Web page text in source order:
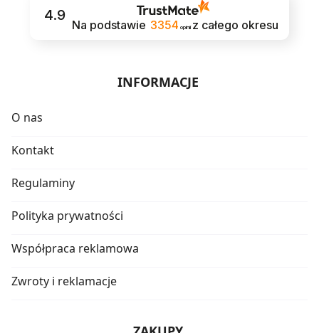
4.9
Na podstawie 3354 opinii z całego okresu
INFORMACJE
O nas
Kontakt
Regulaminy
Polityka prywatności
Współpraca reklamowa
Zwroty i reklamacje